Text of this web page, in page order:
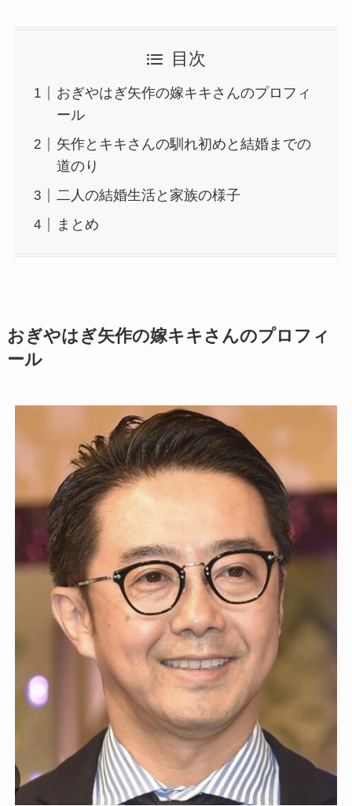
目次
おぎやはぎ矢作の嫁キキさんのプロフィ
ール
矢作とキキさんの馴れ初めと結婚までの
道のり
二人の結婚生活と家族の様子
まとめ
おぎやはぎ矢作の嫁キキさんのプロフィ
ール